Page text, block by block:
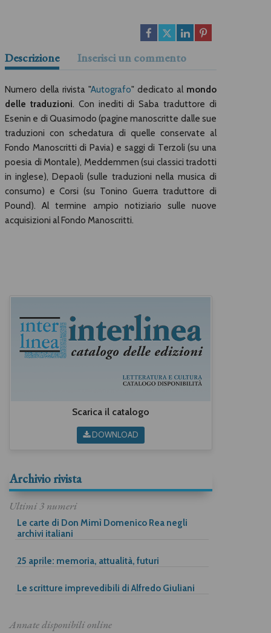
Descrizione Inserisci un commento
Numero della rivista "Autografo" dedicato al mondo
delle traduzioni. Con inediti di Saba traduttore di
Esenin e di Quasimodo (pagine manoscritte dalle sue
traduzioni con schedatura di quelle conservate al
Fondo Manoscritti di Pavia) e saggi di Terzoli (su una
poesia di Montale), Meddemmen (sui classici tradotti
in inglese), Depaoli (sulle traduzioni nella musica di
consumo) e Corsi (su Tonino Guerra traduttore di
Pound). Al termine ampio notiziario sulle nuove
acquisizioni al Fondo Manoscritti.
Scarica il catalogo
DOWNLOAD
Archivio rivista
Ultimi 3 numeri
Le carte di Don Mimì Domenico Rea negli
archivi italiani
25 aprile: memoria, attualità, futuri
Le scritture imprevedibili di Alfredo Giuliani
Annate disponibili online